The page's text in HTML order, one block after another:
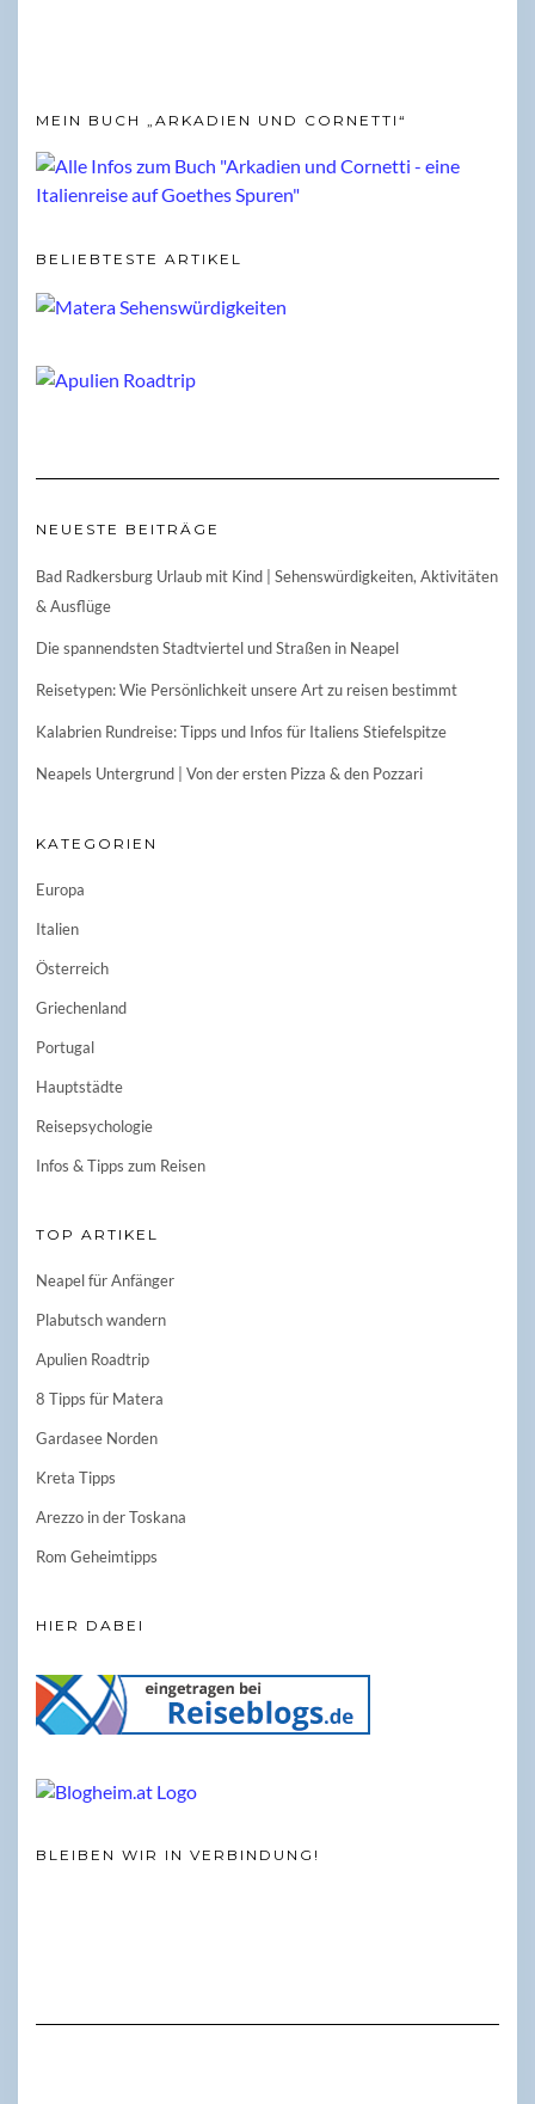
MEIN BUCH „ARKADIEN UND CORNETTI“
BELIEBTESTE ARTIKEL
NEUESTE BEITRÄGE
Bad Radkersburg Urlaub mit Kind | Sehenswürdigkeiten, Aktivitäten
& Ausflüge
Die spannendsten Stadtviertel und Straßen in Neapel
Reisetypen: Wie Persönlichkeit unsere Art zu reisen bestimmt
Kalabrien Rundreise: Tipps und Infos für Italiens Stiefelspitze
Neapels Untergrund | Von der ersten Pizza & den Pozzari
KATEGORIEN
Europa
Italien
Österreich
Griechenland
Portugal
Hauptstädte
Reisepsychologie
Infos & Tipps zum Reisen
TOP ARTIKEL
Neapel für Anfänger
Plabutsch wandern
Apulien Roadtrip
8 Tipps für Matera
Gardasee Norden
Kreta Tipps
Arezzo in der Toskana
Rom Geheimtipps
HIER DABEI
BLEIBEN WIR IN VERBINDUNG!